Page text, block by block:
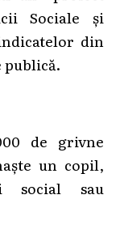
Sociale și
din
publică.
de grivne
un copil,
social sau